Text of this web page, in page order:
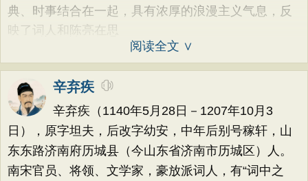
典、时事结合在一起，具有浓厚的浪漫主义气息，反
映了词人和陈亮在思
阅读全文 ∨
辛弃疾
辛弃疾（1140年5月28日－1207年10月3
日），原字坦夫，后改字幼安，中年后别号稼轩，山
东东路济南府历城县（今山东省济南市历城区）人。
南宋官员、将领、文学家，豪放派词人，有“词中之